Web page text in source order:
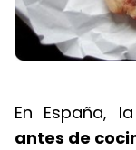
En España,
antes de